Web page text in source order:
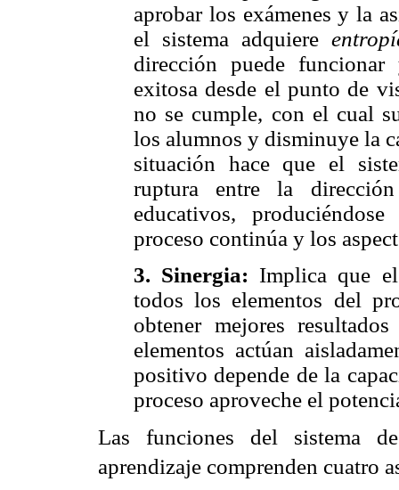
aprobar los exámenes y la
el sistema adquiere
dirección puede
exitosa desde el punto de
no se cumple, con el cual
los alumnos y disminuye la
situación hace que el
ruptura entre la
educativos,
proceso continúa y los
3. Sinergia: Implica que
todos los elementos del
obtener mejores
elementos actúan
positivo depende de la
proceso aproveche el
Las funciones del sistema
aprendizaje comprenden cuatro